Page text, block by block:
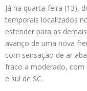
Já na quarta-feira (13),
temporais localizados
estender para as
avanço de uma nova
com sensação de ar
fraco a moderado, com
e sul de SC.